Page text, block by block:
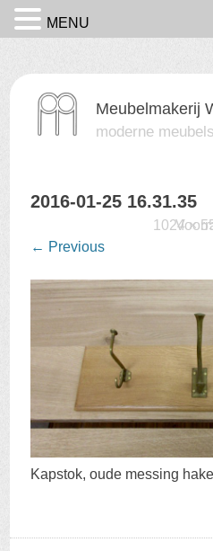
Meubelmakerij
moderne
2016-01-25 16.31.35
15 februari 2016
1024 ×
← Previous
Kapstok, oude messing
MENU